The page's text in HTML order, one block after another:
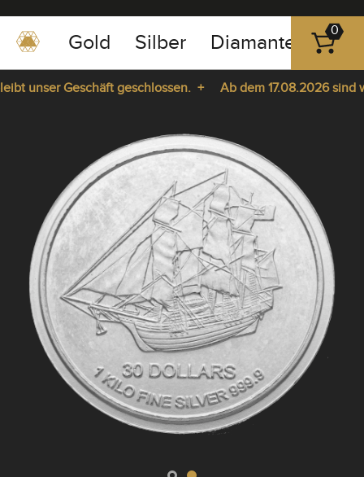
0351
-
43
Gold Silber Diamanten
0
unser Geschäft geschlossen. +
Ab dem 17.08.2026 sind